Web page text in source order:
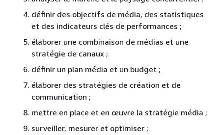
définir des objectifs de média, des statistiques
et des indicateurs clés de performances ;
élaborer une combinaison de médias et une
stratégie de canaux ;
définir un plan média et un budget ;
élaborer des stratégies de création et de
communication ;
mettre en place et en œuvre la stratégie média ;
surveiller, mesurer et optimiser ;